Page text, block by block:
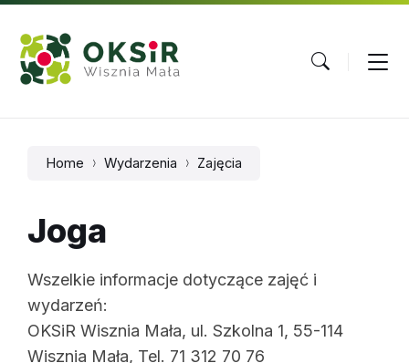
Skip
content
Skip
main
navigation
Skip
footer
Home Wydarzenia Zajęcia
Joga
Wszelkie informacje dotyczące zajęć i
wydarzeń:
OKSiR Wisznia Mała, ul. Szkolna 1, 55-114
Wisznia Mała, Tel. 71 312 70 76